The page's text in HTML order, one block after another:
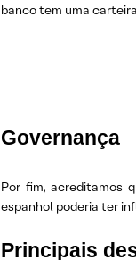
banco tem uma
Governança
Por fim, acreditamos
espanhol poderia ter
Principais